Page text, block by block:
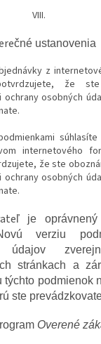
VIII.
čné ustanovenia
z
že
ochrany osobných
súhlasíte
internetového
že ste
ochrany osobných
ľ je oprávnený
verziu
údajov
stránkach a
týchto podmienok
ste
Overené